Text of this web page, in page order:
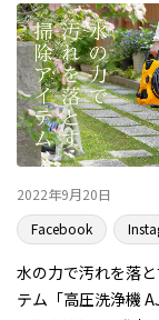
2022年9月20日
Facebook
水の力で汚れを落
テム「高圧洗浄機